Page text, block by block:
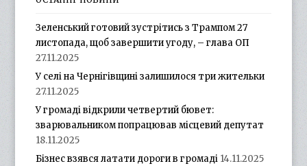
Зеленський готовий зустрітись з Трампом 27
листопада, щоб завершити угоду, – глава ОП
27.11.2025
У селі на Чернігівщині залишилося три жительки
27.11.2025
У громаді відкрили четвертий бювет:
зварювальником попрацював місцевий депутат
18.11.2025
Бізнес взявся латати дороги в громаді 14.11.2025